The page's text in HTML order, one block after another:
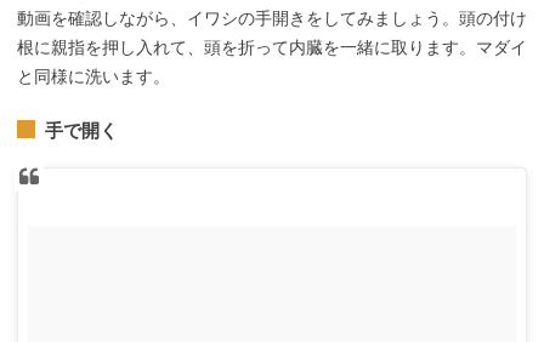
動画を確認しながら、イワシの手開きをしてみましょう。頭の付け
根に親指を押し入れて、頭を折って内臓を一緒に取ります。マダイ
と同様に洗います。
手で開く